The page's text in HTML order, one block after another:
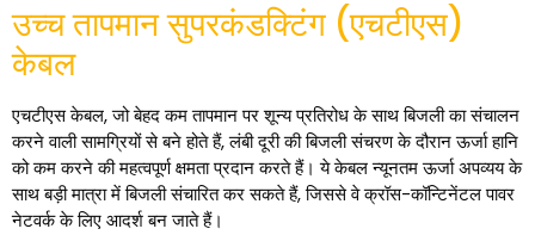
उच्च तापमान सुपरकंडक्टिंग (एचटीएस)
केबल
एचटीएस केबल, जो बेहद कम तापमान पर शून्य प्रतिरोध के साथ बिजली का संचालन
करने वाली सामग्रियों से बने होते हैं, लंबी दूरी की बिजली संचरण के दौरान ऊर्जा हानि
को कम करने की महत्वपूर्ण क्षमता प्रदान करते हैं। ये केबल न्यूनतम ऊर्जा अपव्यय के
साथ बड़ी मात्रा में बिजली संचारित कर सकते हैं, जिससे वे क्रॉस-कॉन्टिनेंटल पावर
नेटवर्क के लिए आदर्श बन जाते हैं।